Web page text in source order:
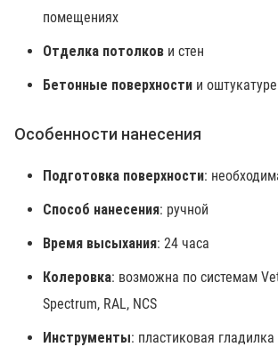
помещениях
Отделка потолков и стен
Бетонные поверхности и
Особенности нанесения
Подготовка поверхности:
Способ нанесения: ручной
Время высыхания: 24 часа
Колеровка: возможна по системам
Spectrum, RAL, NCS
Инструменты: пластиковая гладилка